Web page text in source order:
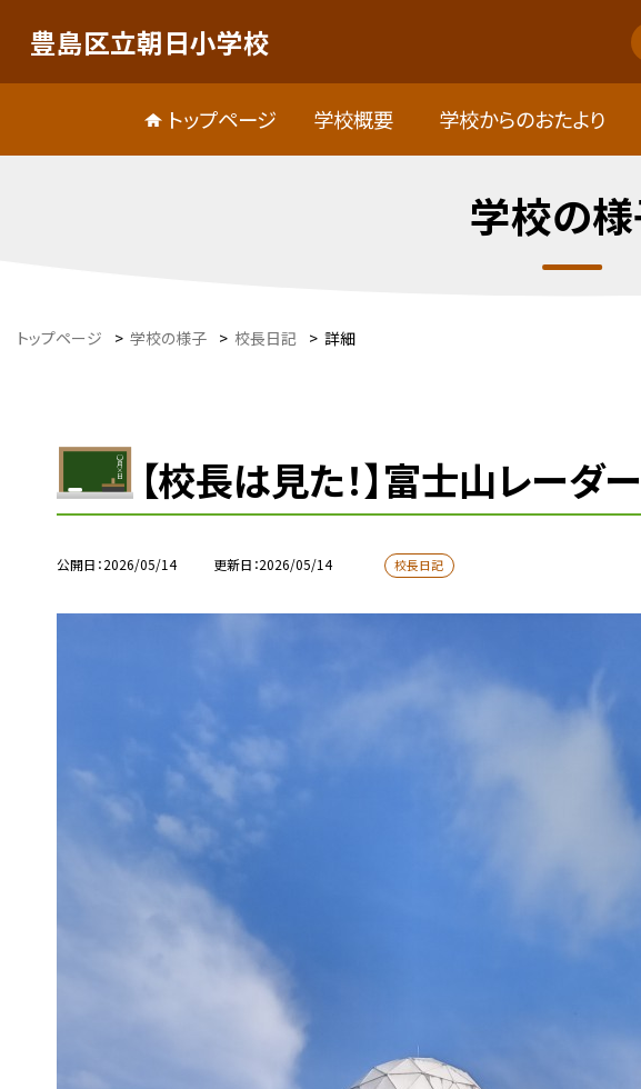
豊島区立朝日小学校
トップページ 学校概要 学校からのおたより
学校の
トップページ > 学校の様子 > 校長日記 > 詳細
【校長は見た！】富士山レーダ
公開日 2026/05/14 更新日 2026/05/14 校長日記